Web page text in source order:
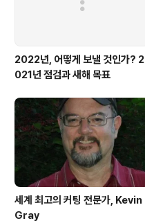
2022년, 어떻게 보낼 것인가? 2
021년 점검과 새해 목표
세계 최고의 커팅 전문가, Kevin
Gray